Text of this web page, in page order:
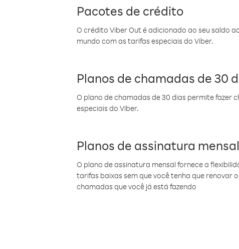
Pacotes de crédito
O crédito Viber Out é adicionado ao seu saldo
mundo com as tarifas especiais do Viber.
Planos de chamadas de 30
O plano de chamadas de 30 dias permite fazer
especiais do Viber.
Planos de assinatura mensal
O plano de assinatura mensal fornece a
tarifas baixas sem que você tenha que renovar
chamadas que você já está fazendo